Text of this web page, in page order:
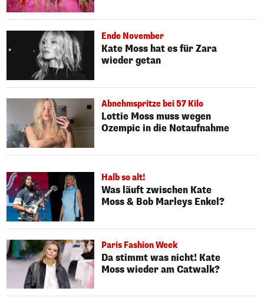
Ende November
Kate Moss hat es für Zara
wieder getan
Abnehmspritze bei 57 Kilo
Lottie Moss muss wegen
Ozempic in die Notaufnahme
Halb so alt!
Was läuft zwischen Kate
Moss & Bob Marleys Enkel?
Paris Fashion Week
Da stimmt was nicht! Kate
Moss wieder am Catwalk?